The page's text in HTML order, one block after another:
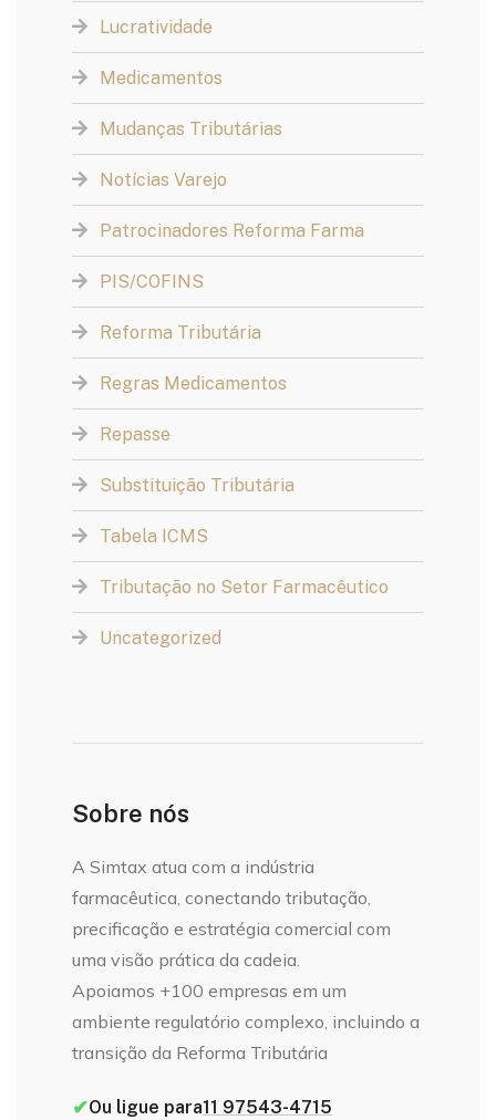
Lucratividade
Medicamentos
Mudanças Tributárias
Notícias Varejo
Patrocinadores Reforma Farma
PIS/COFINS
Reforma Tributária
Regras Medicamentos
Repasse
Substituição Tributária
Tabela ICMS
Tributação no Setor Farmacêutico
Uncategorized
Sobre nós
A Simtax atua com a indústria
farmacêutica, conectando tributação,
precificação e estratégia comercial com
uma visão prática da cadeia.
Apoiamos +100 empresas em um
ambiente regulatório complexo, incluindo a
transição da Reforma Tributária
✔Ou ligue para11 97543-4715